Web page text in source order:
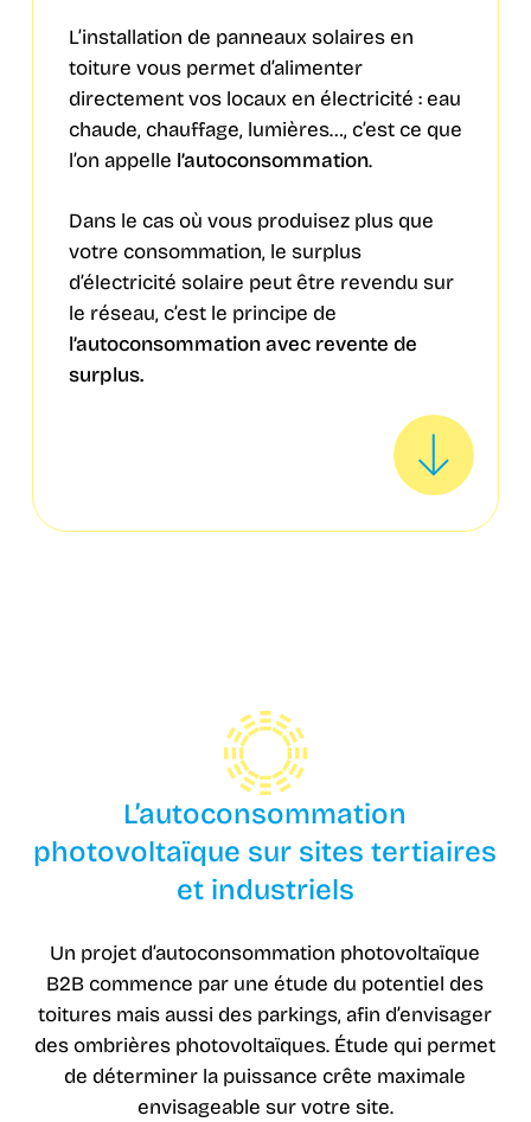
L’installation de panneaux solaires en
toiture vous permet d’alimenter
directement vos locaux en électricité : eau
chaude, chauffage, lumières…, c’est ce que
l’on appelle l’autoconsommation.
Dans le cas où vous produisez plus que
votre consommation, le surplus
d’électricité solaire peut être revendu sur
le réseau, c’est le principe de
l’autoconsommation avec revente de
surplus.
L’autoconsommation
photovoltaïque sur sites tertiaires
et industriels
Un projet d’autoconsommation photovoltaïque
B2B commence par une étude du potentiel des
toitures mais aussi des parkings, afin d’envisager
des ombrières photovoltaïques. Étude qui permet
de déterminer la puissance crête maximale
envisageable sur votre site.